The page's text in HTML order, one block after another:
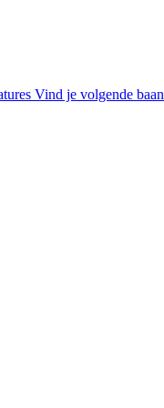
Vind je volgende baan